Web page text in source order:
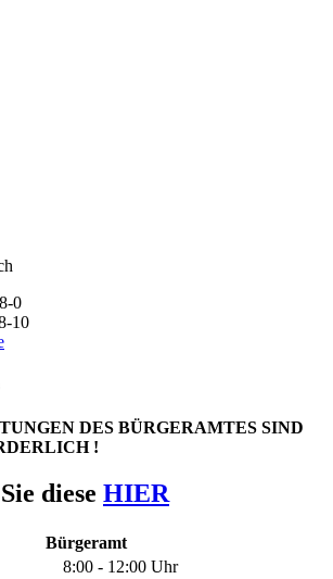
0
10
DES BÜRGERAMTES SIND
!
diese HIER
Bürgeramt
8:00 - 12:00 Uhr